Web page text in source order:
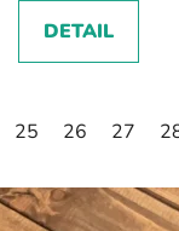
DETAIL
25 26 27